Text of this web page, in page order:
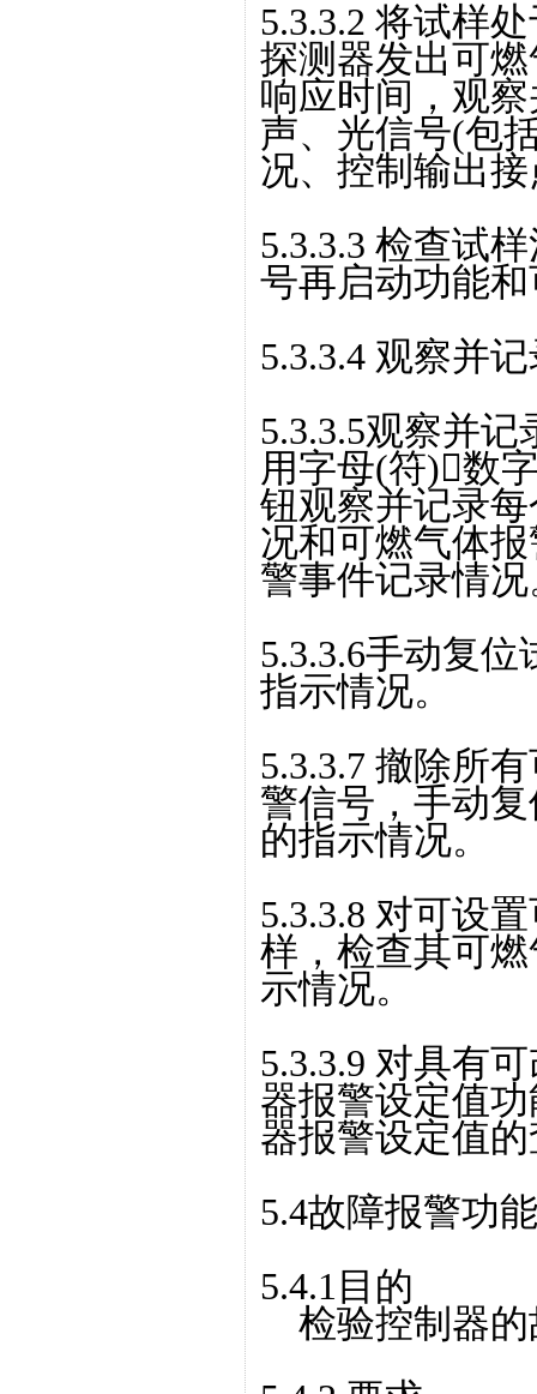
5.3.3.2 将试样
探测器发出可
响应时间，观
声、光信号(包
况、控制输出
5.3.3.3 检查试
号再启动功能
5.3.3.4 观察并
5.3.3.5观察并
用字母(符)数
钮观察并记录
况和可燃气体
警事件记录情况
5.3.3.6手动复
指示情况。
5.3.3.7 撤除所
警信号，手动
的指示情况。
5.3.3.8 对可设
样，检查其可
示情况。
5.3.3.9 对具有
器报警设定值
器报警设定值
5.4故障报警功
5.4.1目的
检验控制器的